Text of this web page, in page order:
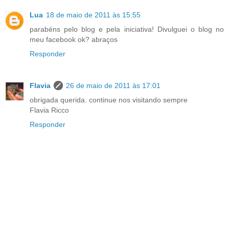
Lua 18 de maio de 2011 às 15:55
parabéns pelo blog e pela iniciativa! Divulguei o blog no
meu facebook ok? abraços
Responder
Flavia
26 de maio de 2011 às 17:01
obrigada querida. continue nos visitando sempre
Flavia Ricco
Responder